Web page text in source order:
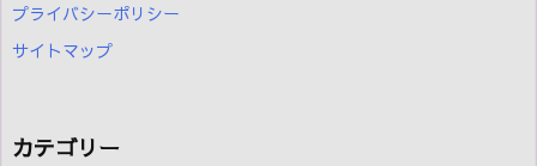
プライバシーポリシー
サイトマップ
カテゴリー